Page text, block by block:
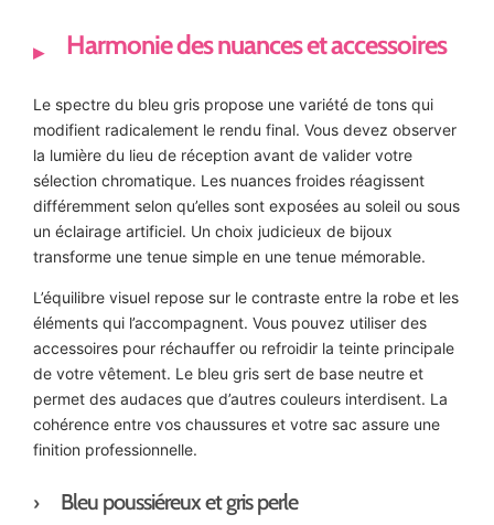
Harmonie des nuances et accessoires
Le spectre du bleu gris propose une variété de tons qui
modifient radicalement le rendu final. Vous devez observer
la lumière du lieu de réception avant de valider votre
sélection chromatique. Les nuances froides réagissent
différemment selon qu’elles sont exposées au soleil ou sous
un éclairage artificiel. Un choix judicieux de bijoux
transforme une tenue simple en une tenue mémorable.
L’équilibre visuel repose sur le contraste entre la robe et les
éléments qui l’accompagnent. Vous pouvez utiliser des
accessoires pour réchauffer ou refroidir la teinte principale
de votre vêtement. Le bleu gris sert de base neutre et
permet des audaces que d’autres couleurs interdisent. La
cohérence entre vos chaussures et votre sac assure une
finition professionnelle.
Bleu poussiéreux et gris perle